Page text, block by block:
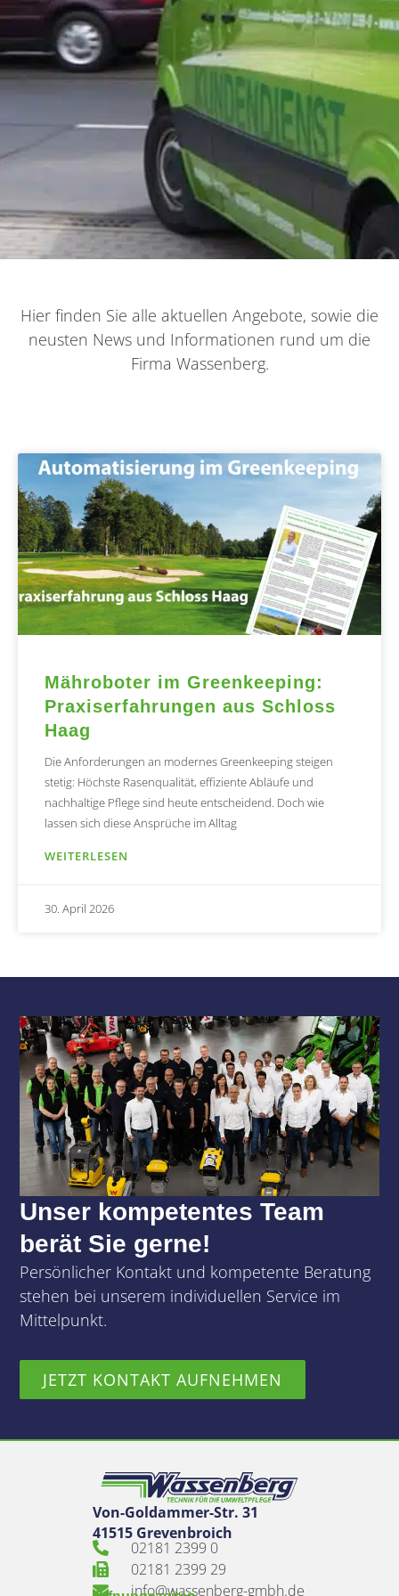
Hier finden Sie alle aktuellen Angebote, sowie die
neusten News und Informationen rund um die
Firma Wassenberg.
Mähroboter im Greenkeeping:
Praxiserfahrungen aus Schloss
Haag
Die Anforderungen an modernes Greenkeeping steigen
stetig: Höchste Rasenqualität, effiziente Abläufe und
nachhaltige Pflege sind heute entscheidend. Doch wie
lassen sich diese Ansprüche im Alltag
WEITERLESEN
30. April 2026
Unser kompetentes Team
berät Sie gerne!
Persönlicher Kontakt und kompetente Beratung
stehen bei unserem individuellen Service im
Mittelpunkt.
JETZT KONTAKT AUFNEHMEN
Von-Goldammer-Str. 31
41515 Grevenbroich
02181 2399 0
02181 2399 29
info@wassenberg-gmbh.de